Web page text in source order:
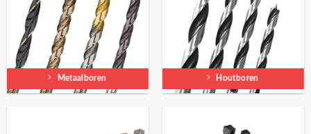
Metaalboren Houtboren